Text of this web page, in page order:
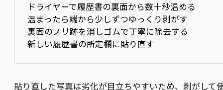
ドライヤーで履歴書の裏面から数十秒温める
温まったら端から少しずつゆっくり剥がす
裏面のノリ跡を消しゴムで丁寧に除去する
新しい履歴書の所定欄に貼り直す
貼り直した写真は劣化が目立ちやすいため、剥がして